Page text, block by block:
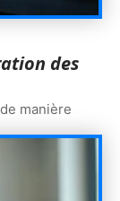
des
manière